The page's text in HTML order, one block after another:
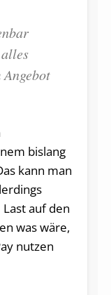
bislang
kann man
auf den
was wäre,
nutzen